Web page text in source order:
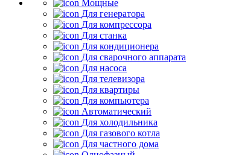
Мощные
Для генератора
Для компрессора
Для станка
Для кондиционера
Для сварочного аппарата
Для насоса
Для телевизора
Для квартиры
Для компьютера
Автоматический
Для холодильника
Для газового котла
Для частного дома